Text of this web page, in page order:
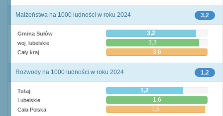
3,2
Małżeństwa na 1000 ludności w roku 2024
Gmina Sułów 3,2
woj. lubelskie 3,3
Cały kraj 3,6
1,2
Rozwody na 1000 ludności w roku 2024
Tutaj 1,2
Lubelskie 1,6
Cała Polska 1,5